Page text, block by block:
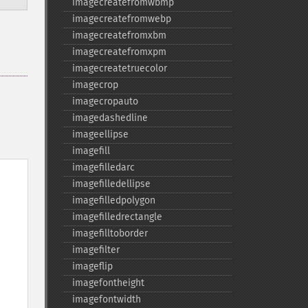
imagecreatefromwbmp
imagecreatefromwebp
imagecreatefromxbm
imagecreatefromxpm
imagecreatetruecolor
imagecrop
imagecropauto
imagedashedline
imageellipse
imagefill
imagefilledarc
imagefilledellipse
imagefilledpolygon
imagefilledrectangle
imagefilltoborder
imagefilter
imageflip
imagefontheight
imagefontwidth